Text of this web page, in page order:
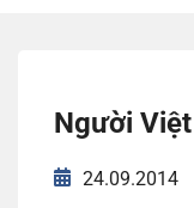
Người
24.09.2014